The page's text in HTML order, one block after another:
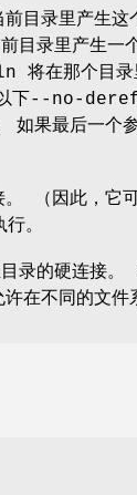
目录里产生
目录里产生
将在那个目录
以下--no-
果最后一个
（因此，它
。
录的硬连接
在不同的文件